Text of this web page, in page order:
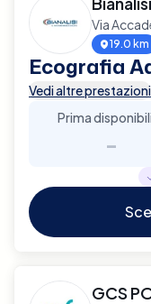
Via
19.0 km
Ecografia
Vedi altre prestazioni
Prima
-
GCS